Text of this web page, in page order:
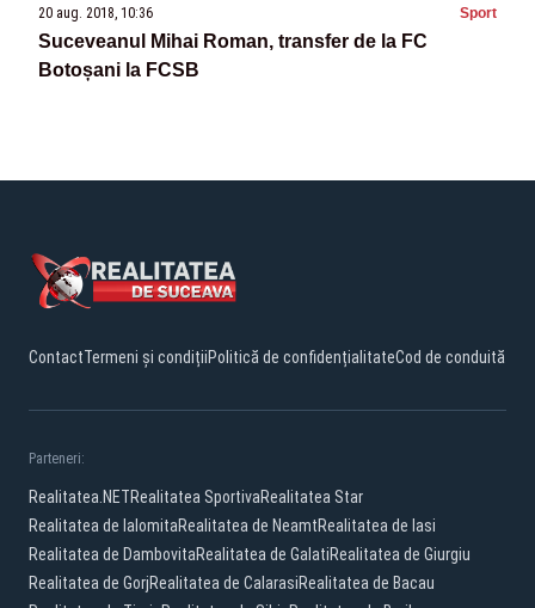
20 aug. 2018, 10:36 Sport
Suceveanul Mihai Roman, transfer de la FC
Botoșani la FCSB
ContactTermeni și condițiiPolitică de confidențialitateCod de conduită
Parteneri:
Realitatea.NETRealitatea SportivaRealitatea Star
Realitatea de IalomitaRealitatea de NeamtRealitatea de Iasi
Realitatea de DambovitaRealitatea de GalatiRealitatea de Giurgiu
Realitatea de GorjRealitatea de CalarasiRealitatea de Bacau